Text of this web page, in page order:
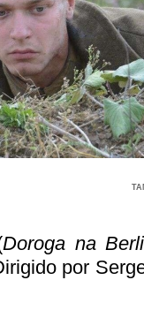
Doroga na
por